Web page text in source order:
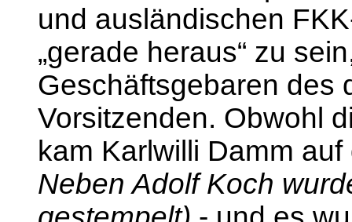
und ausländischen
„gerade heraus“ zu
Geschäftsgebaren des
Vorsitzenden. Obwohl
kam Karlwilli Damm
Neben Adolf Koch